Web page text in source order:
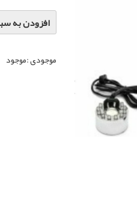
افزودن به
موجودی :موجود